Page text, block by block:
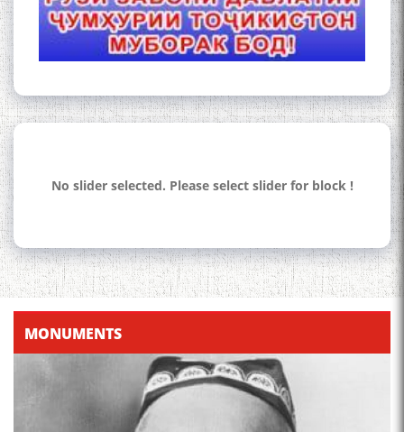
Осорхонаи Мирзо
Тоҷикистон Мирзо
Турсунзода / Mirzo
Tursunzoda
ЧЕХРАХОИ АСЛИИ МИРЗО
ТУРСУНЗОДА
No slider selected. Please select slider for block !
MONUMENTS